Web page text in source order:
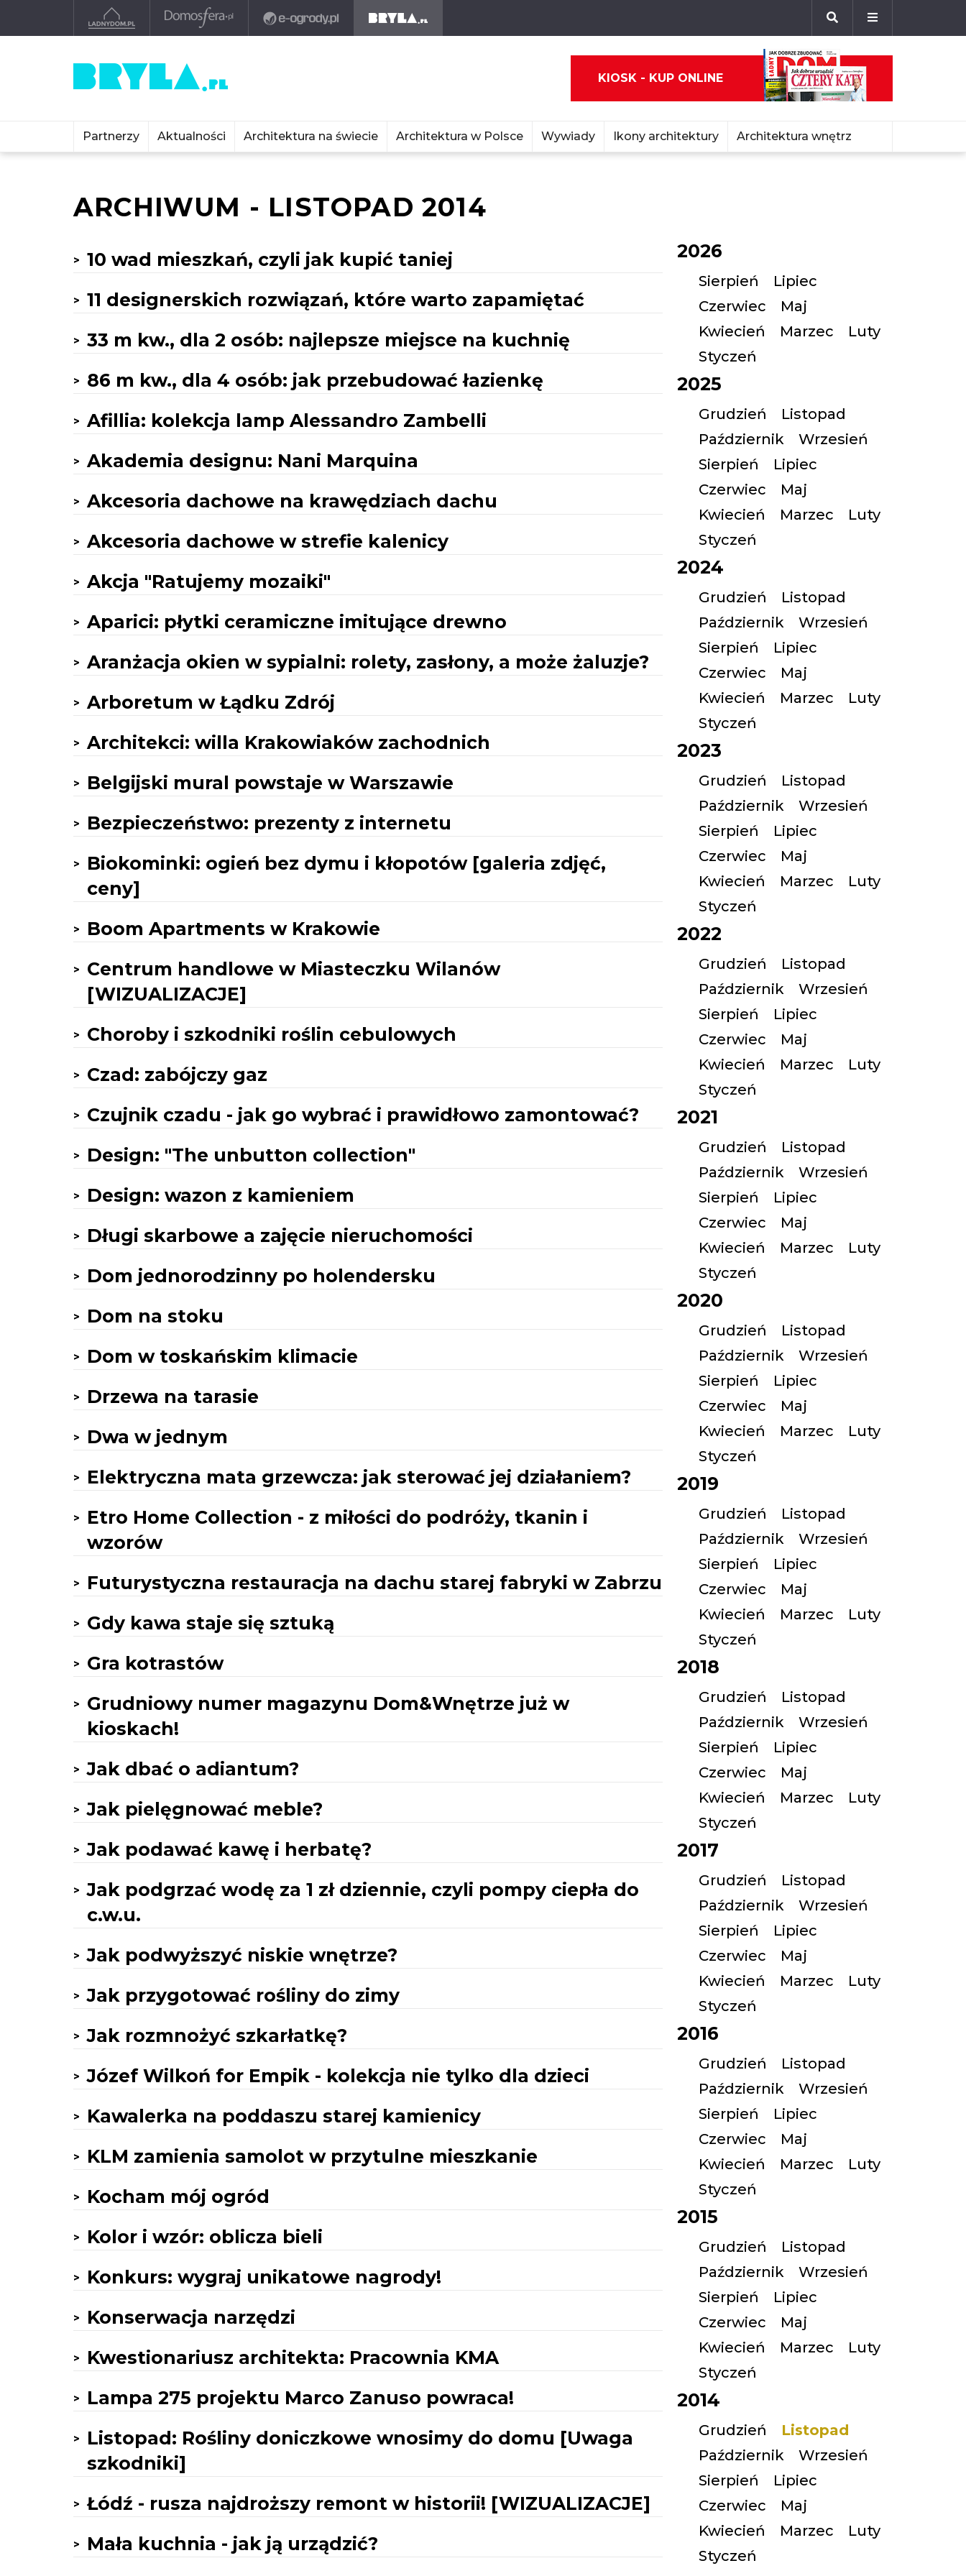
KIOSK - KUP ONLINE
Partnerzy Aktualności Architektura na świecie Architektura w Polsce Wywiady Ikony architektury Architektura wnętrz
ARCHIWUM - LISTOPAD 2014
10 wad mieszkań, czyli jak kupić taniej
11 designerskich rozwiązań, które warto zapamiętać
33 m kw., dla 2 osób: najlepsze miejsce na kuchnię
86 m kw., dla 4 osób: jak przebudować łazienkę
Afillia: kolekcja lamp Alessandro Zambelli
Akademia designu: Nani Marquina
Akcesoria dachowe na krawędziach dachu
Akcesoria dachowe w strefie kalenicy
Akcja "Ratujemy mozaiki"
Aparici: płytki ceramiczne imitujące drewno
Aranżacja okien w sypialni: rolety, zasłony, a może żaluzje?
Arboretum w Łądku Zdrój
Architekci: willa Krakowiaków zachodnich
Belgijski mural powstaje w Warszawie
Bezpieczeństwo: prezenty z internetu
Biokominki: ogień bez dymu i kłopotów [galeria zdjęć,
ceny]
Boom Apartments w Krakowie
Centrum handlowe w Miasteczku Wilanów
[WIZUALIZACJE]
Choroby i szkodniki roślin cebulowych
Czad: zabójczy gaz
Czujnik czadu - jak go wybrać i prawidłowo zamontować?
Design: "The unbutton collection"
Design: wazon z kamieniem
Długi skarbowe a zajęcie nieruchomości
Dom jednorodzinny po holendersku
Dom na stoku
Dom w toskańskim klimacie
Drzewa na tarasie
Dwa w jednym
Elektryczna mata grzewcza: jak sterować jej działaniem?
Etro Home Collection - z miłości do podróży, tkanin i
wzorów
Futurystyczna restauracja na dachu starej fabryki w Zabrzu
Gdy kawa staje się sztuką
Gra kotrastów
Grudniowy numer magazynu Dom&Wnętrze już w
kioskach!
Jak dbać o adiantum?
Jak pielęgnować meble?
Jak podawać kawę i herbatę?
Jak podgrzać wodę za 1 zł dziennie, czyli pompy ciepła do
c.w.u.
Jak podwyższyć niskie wnętrze?
Jak przygotować rośliny do zimy
Jak rozmnożyć szkarłatkę?
Józef Wilkoń for Empik - kolekcja nie tylko dla dzieci
Kawalerka na poddaszu starej kamienicy
KLM zamienia samolot w przytulne mieszkanie
Kocham mój ogród
Kolor i wzór: oblicza bieli
Konkurs: wygraj unikatowe nagrody!
Konserwacja narzędzi
Kwestionariusz architekta: Pracownia KMA
Lampa 275 projektu Marco Zanuso powraca!
Listopad: Rośliny doniczkowe wnosimy do domu [Uwaga
szkodniki]
Łódź - rusza najdroższy remont w historii! [WIZUALIZACJE]
Mała kuchnia - jak ją urządzić?
2026
Sierpień
Lipiec
Czerwiec
Maj
Kwiecień
Marzec
Luty
Styczeń
2025
Grudzień
Listopad
Październik
Wrzesień
Sierpień
Lipiec
Czerwiec
Maj
Kwiecień
Marzec
Luty
Styczeń
2024
Grudzień
Listopad
Październik
Wrzesień
Sierpień
Lipiec
Czerwiec
Maj
Kwiecień
Marzec
Luty
Styczeń
2023
Grudzień
Listopad
Październik
Wrzesień
Sierpień
Lipiec
Czerwiec
Maj
Kwiecień
Marzec
Luty
Styczeń
2022
Grudzień
Listopad
Październik
Wrzesień
Sierpień
Lipiec
Czerwiec
Maj
Kwiecień
Marzec
Luty
Styczeń
2021
Grudzień
Listopad
Październik
Wrzesień
Sierpień
Lipiec
Czerwiec
Maj
Kwiecień
Marzec
Luty
Styczeń
2020
Grudzień
Listopad
Październik
Wrzesień
Sierpień
Lipiec
Czerwiec
Maj
Kwiecień
Marzec
Luty
Styczeń
2019
Grudzień
Listopad
Październik
Wrzesień
Sierpień
Lipiec
Czerwiec
Maj
Kwiecień
Marzec
Luty
Styczeń
2018
Grudzień
Listopad
Październik
Wrzesień
Sierpień
Lipiec
Czerwiec
Maj
Kwiecień
Marzec
Luty
Styczeń
2017
Grudzień
Listopad
Październik
Wrzesień
Sierpień
Lipiec
Czerwiec
Maj
Kwiecień
Marzec
Luty
Styczeń
2016
Grudzień
Listopad
Październik
Wrzesień
Sierpień
Lipiec
Czerwiec
Maj
Kwiecień
Marzec
Luty
Styczeń
2015
Grudzień
Listopad
Październik
Wrzesień
Sierpień
Lipiec
Czerwiec
Maj
Kwiecień
Marzec
Luty
Styczeń
2014
Grudzień
Listopad
Październik
Wrzesień
Sierpień
Lipiec
Czerwiec
Maj
Kwiecień
Marzec
Luty
Styczeń